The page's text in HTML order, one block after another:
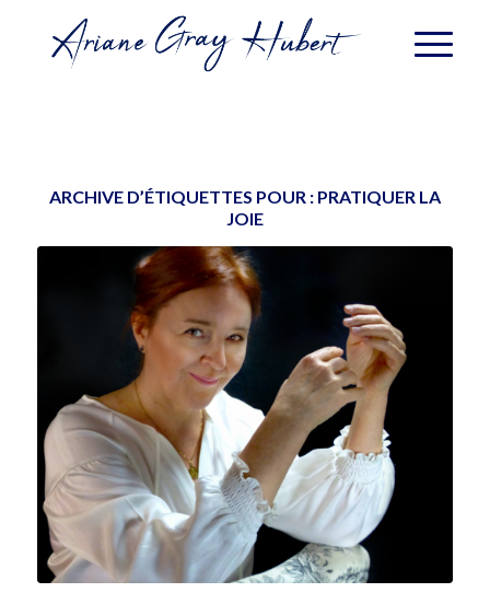
ARCHIVE D’ÉTIQUETTES POUR : PRATIQUER LA
JOIE